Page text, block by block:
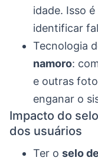
idade. Isso
identificar
Tecnologia
namoro:
e outras
enganar o
Impacto do
dos usuários
Ter o selo